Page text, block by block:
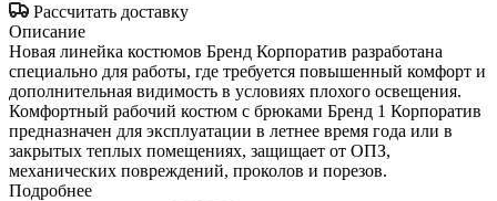
Рассчитать доставку
Описание
Новая линейка костюмов Бренд Корпоратив разработана
специально для работы, где требуется повышенный комфорт и
дополнительная видимость в условиях плохого освещения.
Комфортный рабочий костюм с брюками Бренд 1 Корпоратив
предназначен для эксплуатации в летнее время года или в
закрытых теплых помещениях, защищает от ОПЗ,
механических повреждений, проколов и порезов.
Подробнее